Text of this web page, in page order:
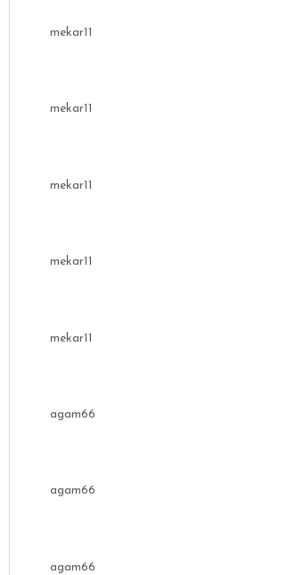
mekar11
mekar11
mekar11
mekar11
mekar11
agam66
agam66
agam66